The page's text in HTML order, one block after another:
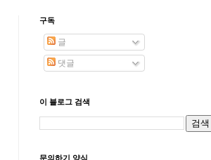
구독
글
댓글
이 블로그 검색
문의하기 양식